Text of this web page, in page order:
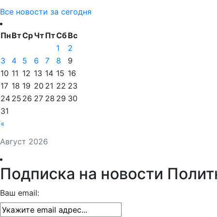
Все новости за сегодня
Август 2026
ПнВтСрЧтПтСбВс
«
1
2
3
4 5 6 7 8
9
10 11 12 13 14 15 16
17 18 19 20 21 22 23
24 25 26 27 28 29 30
31
Подписка на новости
Ваш email: